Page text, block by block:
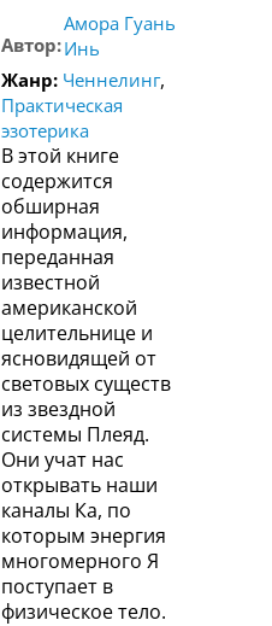
Автор:
Амора Гуань
Инь
Жанр: Ченнелинг,
Практическая
эзотерика
В этой книге
содержится
обширная
информация,
переданная
известной
американской
целительнице и
ясновидящей от
световых существ
из звездной
системы Плеяд.
Они учат нас
открывать наши
каналы Ка, по
которым энергия
многомерного Я
поступает в
физическое тело.